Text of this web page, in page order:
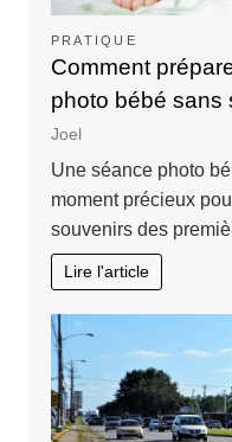
PRATIQUE
Comment
photo bébé sans
Joel
Une séance photo
moment précieux
souvenirs des
Lire l'article